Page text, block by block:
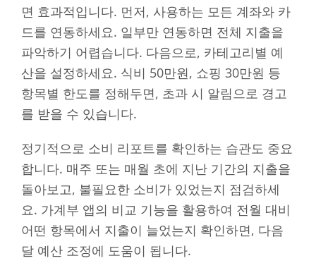
면 효과적입니다. 먼저, 사용하는 모든 계좌와 카
드를 연동하세요. 일부만 연동하면 전체 지출을
파악하기 어렵습니다. 다음으로, 카테고리별 예
산을 설정하세요. 식비 50만원, 쇼핑 30만원 등
항목별 한도를 정해두면, 초과 시 알림으로 경고
를 받을 수 있습니다.
정기적으로 소비 리포트를 확인하는 습관도 중요
합니다. 매주 또는 매월 초에 지난 기간의 지출을
돌아보고, 불필요한 소비가 있었는지 점검하세
요. 가계부 앱의 비교 기능을 활용하여 전월 대비
어떤 항목에서 지출이 늘었는지 확인하면, 다음
달 예산 조정에 도움이 됩니다.